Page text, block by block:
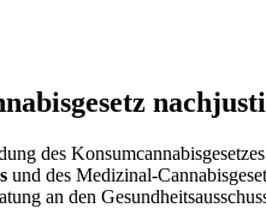
des
und des Medizinal-
an den